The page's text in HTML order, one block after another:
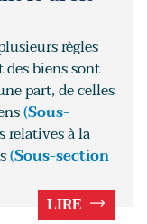
règles
biens sont
part, de celles
(Sous-
relatives à la
(Sous-section
LIRE